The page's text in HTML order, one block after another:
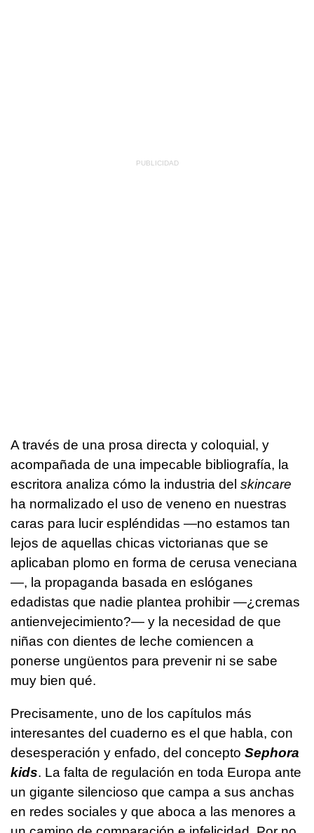
A través de una prosa directa y coloquial, y
acompañada de una impecable bibliografía, la
escritora analiza cómo la industria del skincare
ha normalizado el uso de veneno en nuestras
caras para lucir espléndidas —no estamos tan
lejos de aquellas chicas victorianas que se
aplicaban plomo en forma de cerusa veneciana
—, la propaganda basada en eslóganes
edadistas que nadie plantea prohibir —¿cremas
antienvejecimiento?— y la necesidad de que
niñas con dientes de leche comiencen a
ponerse ungüentos para prevenir ni se sabe
muy bien qué.
Precisamente, uno de los capítulos más
interesantes del cuaderno es el que habla, con
desesperación y enfado, del concepto Sephora
kids. La falta de regulación en toda Europa ante
un gigante silencioso que campa a sus anchas
en redes sociales y que aboca a las menores a